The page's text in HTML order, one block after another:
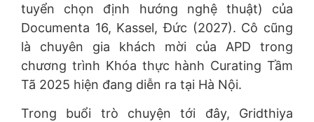
tuyển chọn định hướng nghệ thuật) của
Documenta 16, Kassel, Đức (2027). Cô cũng
là chuyên gia khách mời của APD trong
chương trình Khóa thực hành Curating Tầm
Tã 2025 hiện đang diễn ra tại Hà Nội.
Trong buổi trò chuyện tới đây, Gridthiya